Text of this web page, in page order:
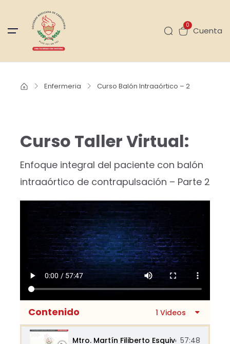
0
Cuenta
Enfermeria Curso Balón Intraaórtico – 2
Curso Taller Virtual:
Enfoque integral del paciente con balón
intraaórtico de contrapulsación – Parte 2
Contenido 1 Videos
Mtro. Martín Filiberto Esquivel Rodríguez.
57:48